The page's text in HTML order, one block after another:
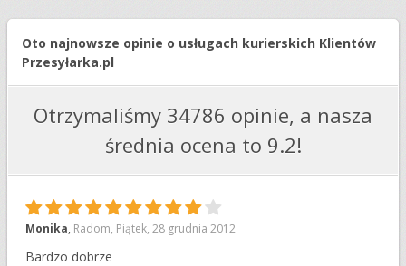
Oto najnowsze opinie o usługach kurierskich Klientów
Przesyłarka.pl
Otrzymaliśmy 34786 opinie, a nasza
średnia ocena to 9.2!
9
Monika, Radom, Piątek, 28 grudnia 2012
Bardzo dobrze